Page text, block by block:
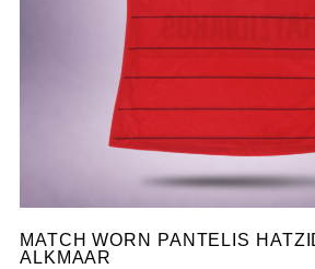
MATCH WORN PANTELIS
ALKMAAR